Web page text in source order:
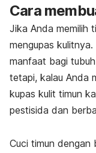
Cara
Jika Anda memilih
mengupas
manfaat bagi
tetapi, kalau Anda
kupas kulit timun
pestisida dan
Cuci timun dengan